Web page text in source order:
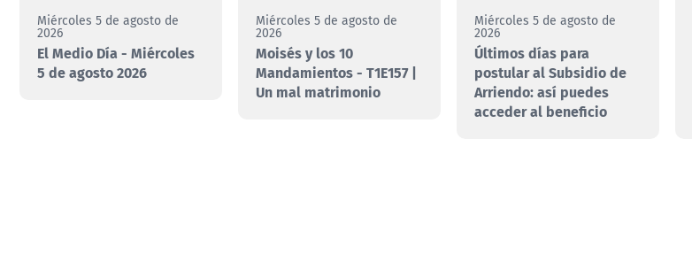
Miércoles 5 de agosto de
2026
El Medio Día - Miércoles
5 de agosto 2026
Miércoles 5 de agosto de
2026
Moisés y los 10
Mandamientos - T1E157 |
Un mal matrimonio
Miércoles 5 de agosto de
2026
Últimos días para
postular al Subsidio de
Arriendo: así puedes
acceder al beneficio